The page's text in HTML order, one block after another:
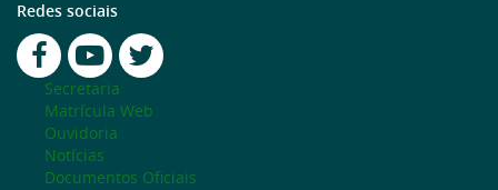
Redes sociais
Secretaria
Matrícula Web
Ouvidoria
Notícias
Documentos Oficiais